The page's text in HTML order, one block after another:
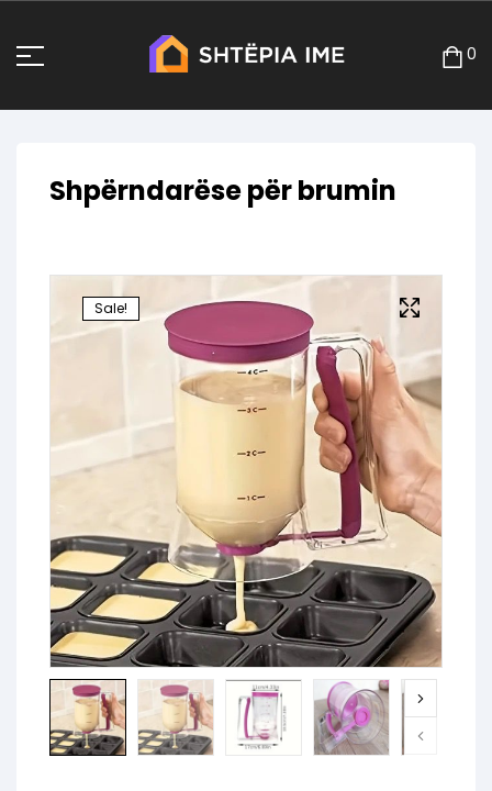
0
Shpërndarëse për brumin
Sale!